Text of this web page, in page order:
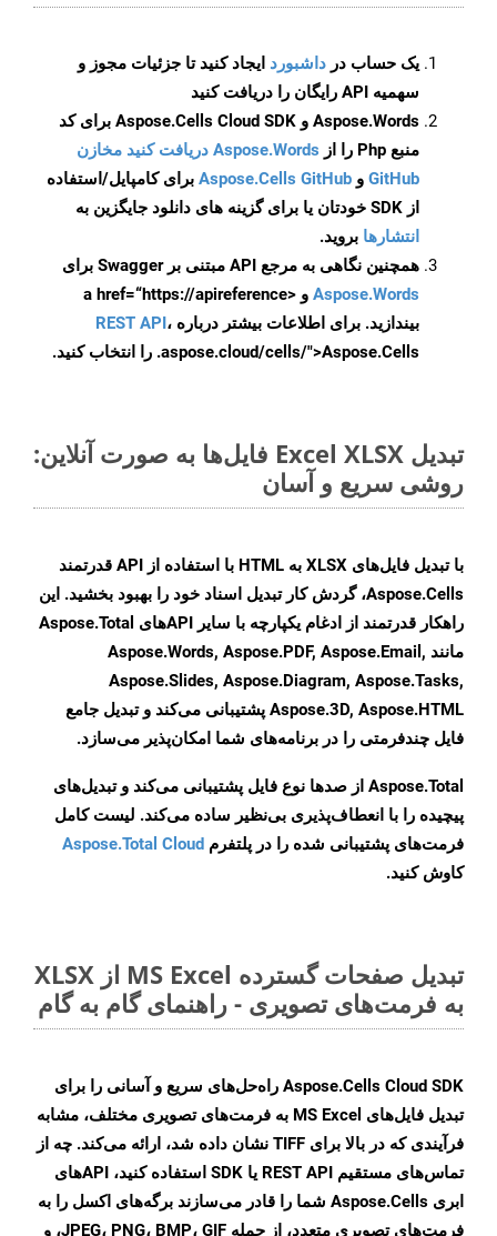
یک حساب در داشبورد ایجاد کنید تا جزئیات مجوز و
سهمیه API رایگان را دریافت کنید
Aspose.Words و Aspose.Cells Cloud SDK برای کد
منبع Php را از
Aspose.Words دریافت کنید مخازن
GitHub و Aspose.Cells GitHub برای کامپایل/استفاده
از SDK خودتان یا برای گزینه های دانلود جایگزین به
انتشارها بروید.
همچنین نگاهی به مرجع API مبتنی بر Swagger برای
Aspose.Words
و <a href=“https://apireference
بیندازید. برای اطلاعات بیشتر درباره REST API،
.aspose.cloud/cells/">Aspose.Cells را انتخاب کنید.
تبدیل Excel XLSX فایل‌ها به صورت آنلاین:
روشی سریع و آسان
با تبدیل فایل‌های XLSX به HTML با استفاده از API قدرتمند
Aspose.Cells، گردش کار تبدیل اسناد خود را بهبود بخشید. این
راهکار قدرتمند از ادغام یکپارچه با سایر APIهای Aspose.Total
مانند Aspose.Words, Aspose.PDF, Aspose.Email,
Aspose.Slides, Aspose.Diagram, Aspose.Tasks,
Aspose.3D, Aspose.HTML پشتیبانی می‌کند و تبدیل جامع
فایل چندفرمتی را در برنامه‌های شما امکان‌پذیر می‌سازد.
Aspose.Total از صدها نوع فایل پشتیبانی می‌کند و تبدیل‌های
پیچیده را با انعطاف‌پذیری بی‌نظیر ساده می‌کند. لیست کامل
فرمت‌های پشتیبانی شده را در پلتفرم Aspose.Total Cloud
کاوش کنید.
تبدیل صفحات گسترده MS Excel از XLSX
به فرمت‌های تصویری - راهنمای گام به گام
Aspose.Cells Cloud SDK راه‌حل‌های سریع و آسانی را برای
تبدیل فایل‌های MS Excel به فرمت‌های تصویری مختلف، مشابه
فرآیندی که در بالا برای TIFF نشان داده شد، ارائه می‌کند. چه از
تماس‌های مستقیم REST API یا SDK استفاده کنید، APIهای
ابری Aspose.Cells شما را قادر می‌سازند برگه‌های اکسل را به
فرمت‌های تصویری متعدد، از جمله JPEG، PNG، BMP، GIF، و